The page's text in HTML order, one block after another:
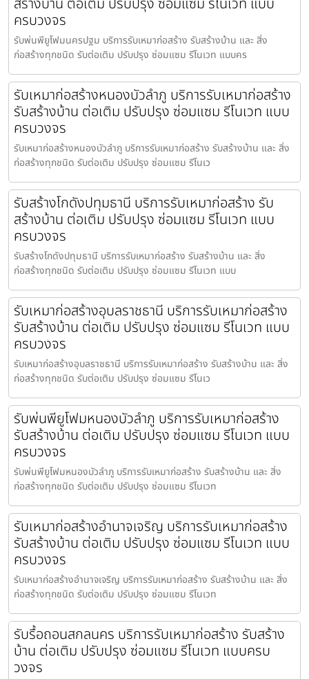
ครบวงจร
รับพ่นพียูโฟมนครปฐม บริการรับเหมาก่อสร้าง รับสร้างบ้าน และ สิ่ง
ก่อสร้างทุกชนิด รับต่อเติม ปรับปรุง ซ่อมแซม รีโนเวท แบบคร
รับเหมาก่อสร้างหนองบัวลำภู บริการรับเหมาก่อสร้าง
รับสร้างบ้าน ต่อเติม ปรับปรุง ซ่อมแซม รีโนเวท แบบ
ครบวงจร
รับเหมาก่อสร้างหนองบัวลำภู บริการรับเหมาก่อสร้าง รับสร้างบ้าน และ สิ่ง
ก่อสร้างทุกชนิด รับต่อเติม ปรับปรุง ซ่อมแซม รีโนเว
รับสร้างโกดังปทุมธานี บริการรับเหมาก่อสร้าง รับ
สร้างบ้าน ต่อเติม ปรับปรุง ซ่อมแซม รีโนเวท แบบ
ครบวงจร
รับสร้างโกดังปทุมธานี บริการรับเหมาก่อสร้าง รับสร้างบ้าน และ สิ่ง
ก่อสร้างทุกชนิด รับต่อเติม ปรับปรุง ซ่อมแซม รีโนเวท แบบ
รับเหมาก่อสร้างอุบลราชธานี บริการรับเหมาก่อสร้าง
รับสร้างบ้าน ต่อเติม ปรับปรุง ซ่อมแซม รีโนเวท แบบ
ครบวงจร
รับเหมาก่อสร้างอุบลราชธานี บริการรับเหมาก่อสร้าง รับสร้างบ้าน และ สิ่ง
ก่อสร้างทุกชนิด รับต่อเติม ปรับปรุง ซ่อมแซม รีโนเว
รับพ่นพียูโฟมหนองบัวลำภู บริการรับเหมาก่อสร้าง
รับสร้างบ้าน ต่อเติม ปรับปรุง ซ่อมแซม รีโนเวท แบบ
ครบวงจร
รับพ่นพียูโฟมหนองบัวลำภู บริการรับเหมาก่อสร้าง รับสร้างบ้าน และ สิ่ง
ก่อสร้างทุกชนิด รับต่อเติม ปรับปรุง ซ่อมแซม รีโนเวท
รับเหมาก่อสร้างอำนาจเจริญ บริการรับเหมาก่อสร้าง
รับสร้างบ้าน ต่อเติม ปรับปรุง ซ่อมแซม รีโนเวท แบบ
ครบวงจร
รับเหมาก่อสร้างอำนาจเจริญ บริการรับเหมาก่อสร้าง รับสร้างบ้าน และ สิ่ง
ก่อสร้างทุกชนิด รับต่อเติม ปรับปรุง ซ่อมแซม รีโนเวท
รับรื้อถอนสกลนคร บริการรับเหมาก่อสร้าง รับสร้าง
บ้าน ต่อเติม ปรับปรุง ซ่อมแซม รีโนเวท แบบครบ
วงจร